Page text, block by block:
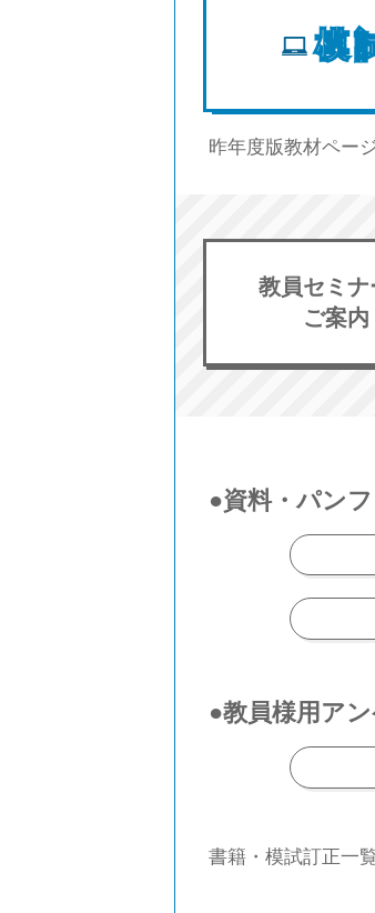
模
昨年度版教材ペー
教員セミナ
ご案内
●資料・パン
●教員様用ア
書籍・模試訂正一